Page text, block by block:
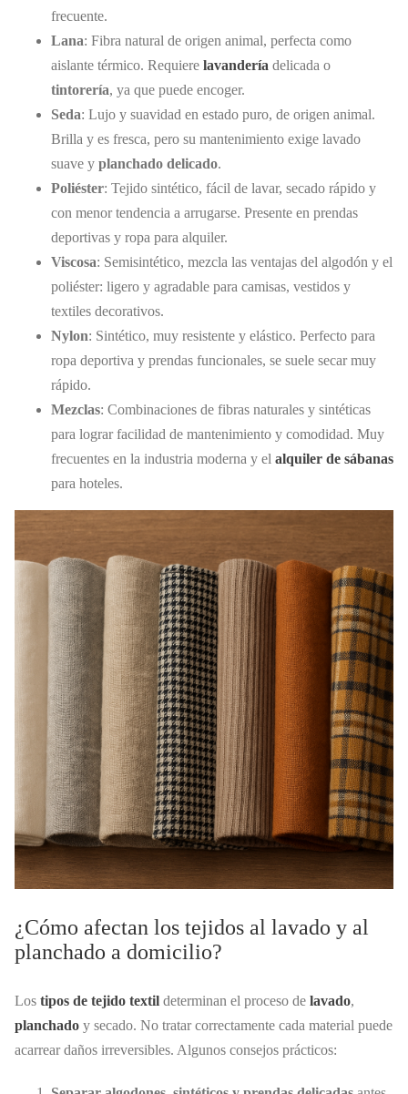
frecuente.
Lana: Fibra natural de origen animal, perfecta como
aislante térmico. Requiere lavandería delicada o
tintorería, ya que puede encoger.
Seda: Lujo y suavidad en estado puro, de origen animal.
Brilla y es fresca, pero su mantenimiento exige lavado
suave y planchado delicado.
Poliéster: Tejido sintético, fácil de lavar, secado rápido y
con menor tendencia a arrugarse. Presente en prendas
deportivas y ropa para alquiler.
Viscosa: Semisintético, mezcla las ventajas del algodón y el
poliéster: ligero y agradable para camisas, vestidos y
textiles decorativos.
Nylon: Sintético, muy resistente y elástico. Perfecto para
ropa deportiva y prendas funcionales, se suele secar muy
rápido.
Mezclas: Combinaciones de fibras naturales y sintéticas
para lograr facilidad de mantenimiento y comodidad. Muy
frecuentes en la industria moderna y el alquiler de sábanas
para hoteles.
¿Cómo afectan los tejidos al lavado y al
planchado a domicilio?
Los tipos de tejido textil determinan el proceso de lavado,
planchado y secado. No tratar correctamente cada material puede
acarrear daños irreversibles. Algunos consejos prácticos: